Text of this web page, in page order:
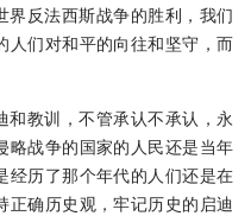
界反法西斯战争的胜利，我们
人们对和平的向往和坚守，而
和教训，不管承认不承认，永
略战争的国家的人民还是当年
经历了那个年代的人们还是在
正确历史观，牢记历史的启迪